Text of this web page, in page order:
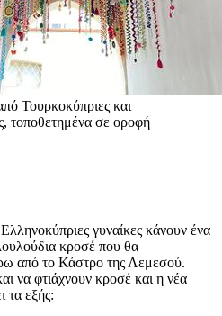
Τουρκοκύπριες και
τοποθετημένα σε οροφή
γυναίκες κάνουν ένα
κροσέ που θα
από το Κάστρο της Λεμεσού.
να φτιάχνουν κροσέ και η νέα
τα εξής: